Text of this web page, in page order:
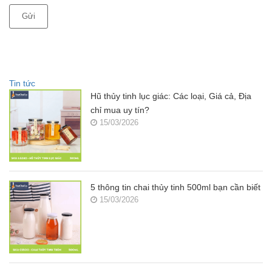
Gửi
Tin tức
Hũ thủy tinh lục giác: Các loại, Giá cả, Địa
chỉ mua uy tín?
15/03/2026
5 thông tin chai thủy tinh 500ml bạn cần biết
15/03/2026